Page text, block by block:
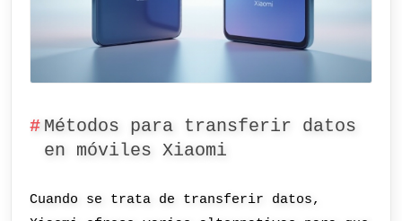
Métodos para transferir datos
en móviles Xiaomi
Cuando se trata de transferir datos,